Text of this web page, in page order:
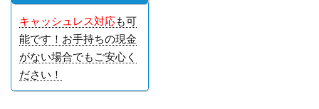
キャッシュレス対応も可
能です！お手持ちの現金
がない場合でもご安心く
ださい！